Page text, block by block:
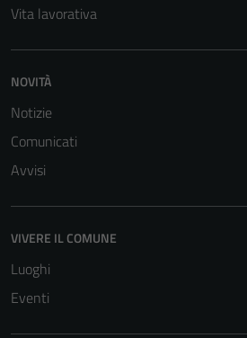
Vita lavorativa
NOVITÀ
Notizie
Comunicati
Avvisi
VIVERE IL COMUNE
Luoghi
Eventi